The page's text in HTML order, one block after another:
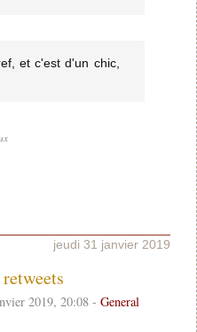
et c'est d'un chic,
jeudi 31 janvier 2019
2019, 20:08 - General